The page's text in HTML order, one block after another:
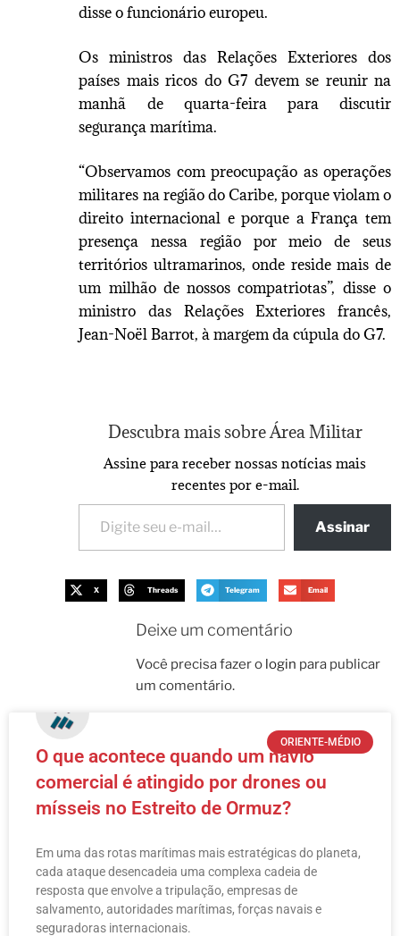
disse o funcionário europeu.
Os ministros das Relações Exteriores dos
países mais ricos do G7 devem se reunir na
manhã de quarta-feira para discutir
segurança marítima.
“Observamos com preocupação as operações
militares na região do Caribe, porque violam o
direito internacional e porque a França tem
presença nessa região por meio de seus
territórios ultramarinos, onde reside mais de
um milhão de nossos compatriotas”, disse o
ministro das Relações Exteriores francês,
Jean-Noël Barrot, à margem da cúpula do G7.
Descubra mais sobre Área Militar
Assine para receber nossas notícias mais
recentes por e-mail.
Assinar
X Threads Telegram Email
Deixe um comentário
Você precisa fazer o login para publicar
um comentário.
ORIENTE-MÉDIO
O que acontece quando um navio
comercial é atingido por drones ou
mísseis no Estreito de Ormuz?
Em uma das rotas marítimas mais estratégicas do planeta,
cada ataque desencadeia uma complexa cadeia de
resposta que envolve a tripulação, empresas de
salvamento, autoridades marítimas, forças navais e
seguradoras internacionais.